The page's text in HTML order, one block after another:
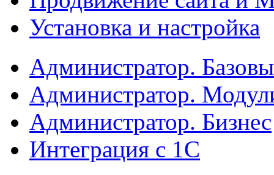
Установка и настройка
Администратор.
Администратор.
Администратор. Бизнес
Интеграция с 1С